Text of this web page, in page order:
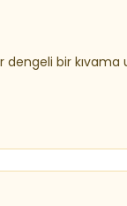
bir kıvama